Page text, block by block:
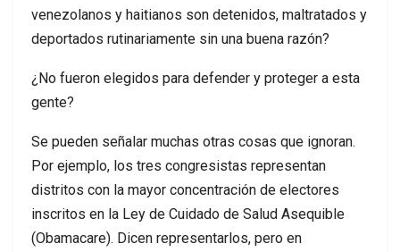
venezolanos y haitianos son detenidos, maltratados y
deportados rutinariamente sin una buena razón?
¿No fueron elegidos para defender y proteger a esta
gente?
Se pueden señalar muchas otras cosas que ignoran.
Por ejemplo, los tres congresistas representan
distritos con la mayor concentración de electores
inscritos en la Ley de Cuidado de Salud Asequible
(Obamacare). Dicen representarlos, pero en